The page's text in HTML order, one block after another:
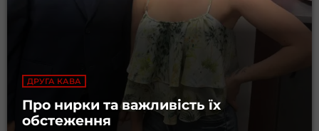
ДРУГА КАВА
Про нирки та важливість їх
обстеження